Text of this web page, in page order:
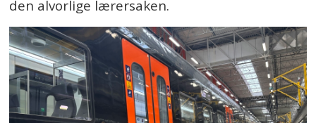
den alvorlige lærersaken.